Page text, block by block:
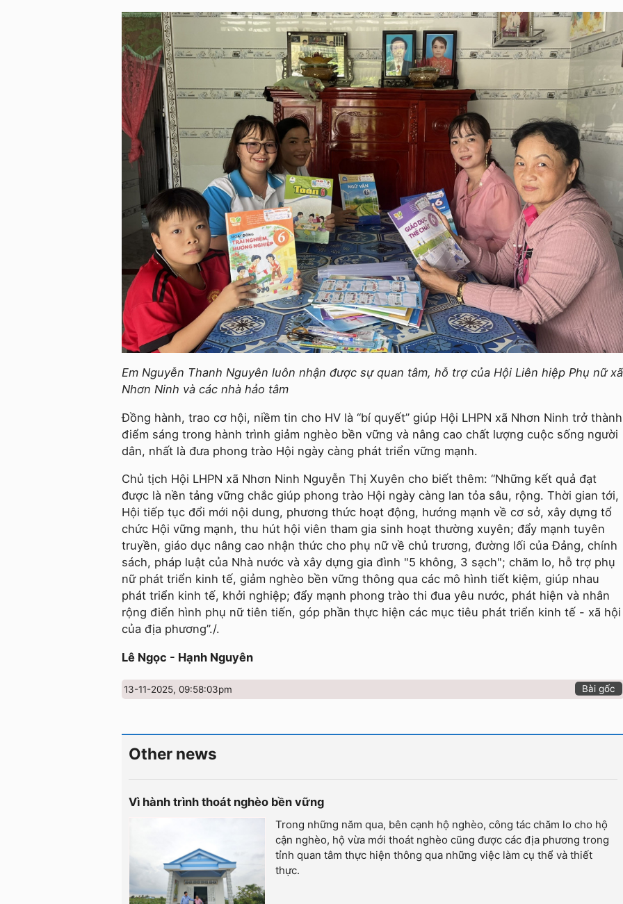
Em Nguyễn Thanh Nguyên luôn nhận được sự quan tâm, hỗ trợ của Hội Liên hiệp Phụ nữ xã
Nhơn Ninh và các nhà hảo tâm
Đồng hành, trao cơ hội, niềm tin cho HV là “bí quyết” giúp Hội LHPN xã Nhơn Ninh trở thành
điểm sáng trong hành trình giảm nghèo bền vững và nâng cao chất lượng cuộc sống người
dân, nhất là đưa phong trào Hội ngày càng phát triển vững mạnh.
Chủ tịch Hội LHPN xã Nhơn Ninh Nguyễn Thị Xuyên cho biết thêm: “Những kết quả đạt
được là nền tảng vững chắc giúp phong trào Hội ngày càng lan tỏa sâu, rộng. Thời gian tới,
Hội tiếp tục đổi mới nội dung, phương thức hoạt động, hướng mạnh về cơ sở, xây dựng tổ
chức Hội vững mạnh, thu hút hội viên tham gia sinh hoạt thường xuyên; đẩy mạnh tuyên
truyền, giáo dục nâng cao nhận thức cho phụ nữ về chủ trương, đường lối của Đảng, chính
sách, pháp luật của Nhà nước và xây dựng gia đình "5 không, 3 sạch"; chăm lo, hỗ trợ phụ
nữ phát triển kinh tế, giảm nghèo bền vững thông qua các mô hình tiết kiệm, giúp nhau
phát triển kinh tế, khởi nghiệp; đẩy mạnh phong trào thi đua yêu nước, phát hiện và nhân
rộng điển hình phụ nữ tiên tiến, góp phần thực hiện các mục tiêu phát triển kinh tế - xã hội
của địa phương”./.
Lê Ngọc - Hạnh Nguyên
13-11-2025, 09:58:03pm Bài gốc
Other news
Vì hành trình thoát nghèo bền vững
Trong những năm qua, bên cạnh hộ nghèo, công tác chăm lo cho hộ
cận nghèo, hộ vừa mới thoát nghèo cũng được các địa phương trong
tỉnh quan tâm thực hiện thông qua những việc làm cụ thể và thiết
thực.